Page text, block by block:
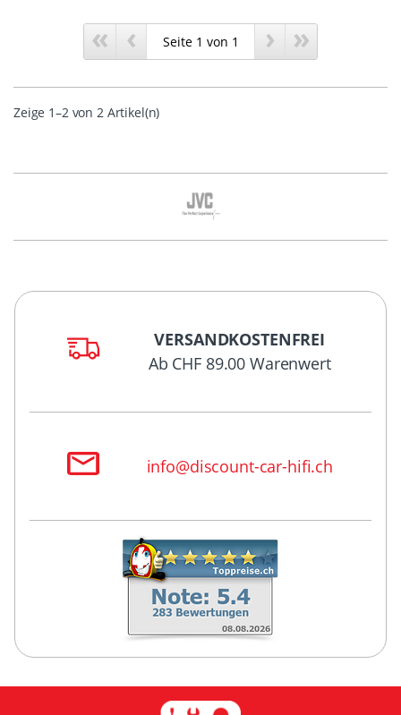
« ‹ › »
Zeige 1–2 von 2 Artikel(n)
VERSANDKOSTENFREI
Ab CHF 89.00 Warenwert
info@discount-car-hifi.ch